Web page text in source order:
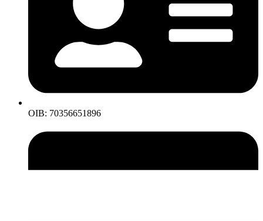
OIB: 70356651896